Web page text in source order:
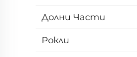
Долни Части
Рокли